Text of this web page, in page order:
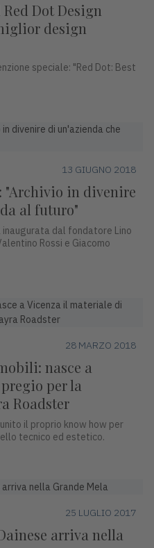
Dot Design
design
speciale: "Red Dot: Best
13 GIUGNO 2018
"Archivio in divenire
al futuro"
dal fondatore Lino
Rossi e Giacomo
28 MARZO 2018
nasce a
per la
Roadster
il proprio know how per
tecnico ed estetico.
25 LUGLIO 2017
arriva nella